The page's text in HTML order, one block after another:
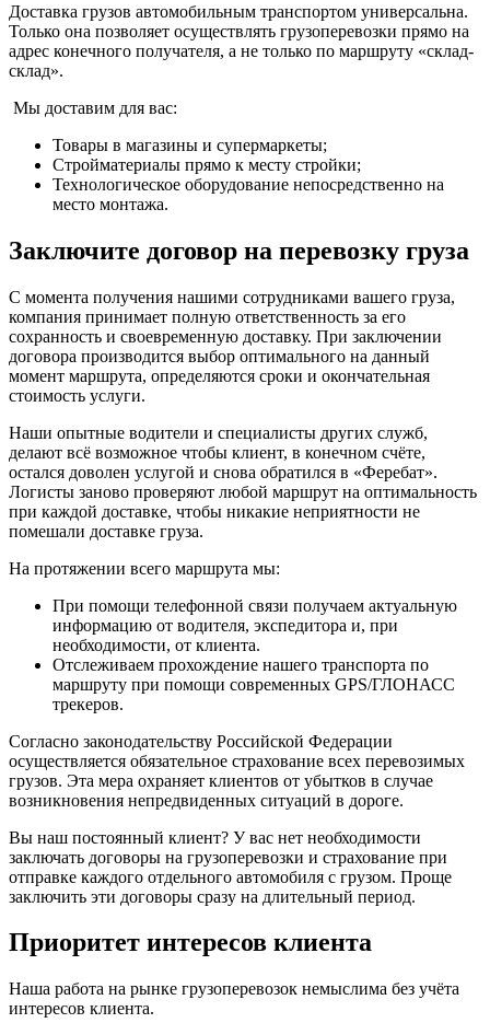
Доставка грузов автомобильным транспортом универсальна.
Только она позволяет осуществлять грузоперевозки прямо на
адрес конечного получателя, а не только по маршруту «склад-
склад».
Мы доставим для вас:
Товары в магазины и супермаркеты;
Стройматериалы прямо к месту стройки;
Технологическое оборудование непосредственно на
место монтажа.
Заключите договор на перевозку груза
С момента получения нашими сотрудниками вашего груза,
компания принимает полную ответственность за его
сохранность и своевременную доставку. При заключении
договора производится выбор оптимального на данный
момент маршрута, определяются сроки и окончательная
стоимость услуги.
Наши опытные водители и специалисты других служб,
делают всё возможное чтобы клиент, в конечном счёте,
остался доволен услугой и снова обратился в «Феребат».
Логисты заново проверяют любой маршрут на оптимальность
при каждой доставке, чтобы никакие неприятности не
помешали доставке груза.
На протяжении всего маршрута мы:
При помощи телефонной связи получаем актуальную
информацию от водителя, экспедитора и, при
необходимости, от клиента.
Отслеживаем прохождение нашего транспорта по
маршруту при помощи современных GPS/ГЛОНАСС
трекеров.
Согласно законодательству Российской Федерации
осуществляется обязательное страхование всех перевозимых
грузов. Эта мера охраняет клиентов от убытков в случае
возникновения непредвиденных ситуаций в дороге.
Вы наш постоянный клиент? У вас нет необходимости
заключать договоры на грузоперевозки и страхование при
отправке каждого отдельного автомобиля с грузом. Проще
заключить эти договоры сразу на длительный период.
Приоритет интересов клиента
Наша работа на рынке грузоперевозок немыслима без учёта
интересов клиента.